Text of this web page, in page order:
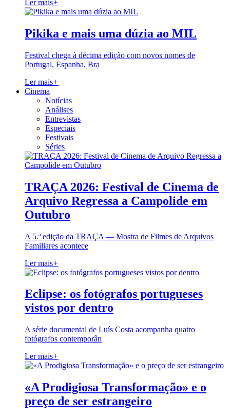
Ler mais+
Pikika e mais uma dúzia ao MIL
Festival chega à décima edição com novos nomes de
Portugal, Espanha, Bra
Ler mais+
Cinema
Notícias
Análises
Entrevistas
Especiais
Festivais
Séries
TRAÇA 2026: Festival de Cinema de
Arquivo Regressa a Campolide em
Outubro
A 5.ª edição da TRAÇA — Mostra de Filmes de Arquivos
Familiares acontece
Ler mais+
Eclipse: os fotógrafos portugueses
vistos por dentro
A série documental de Luís Costa acompanha quatro
fotógrafos contemporân
Ler mais+
«A Prodigiosa Transformação» e o
preço de ser estrangeiro